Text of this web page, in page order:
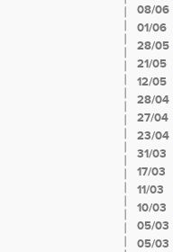
08/06
01/06
28/05
21/05
12/05
28/04
27/04
23/04
31/03
17/03
11/03
10/03
05/03
05/03